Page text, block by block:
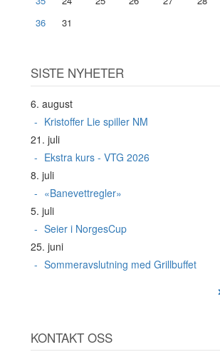
36
31
SISTE NYHETER
6. august
Kristoffer Lie spiller NM
21. juli
Ekstra kurs - VTG 2026
8. juli
«Banevettregler»
5. juli
Seier i NorgesCup
25. juni
Sommeravslutning med Grillbuffet
KONTAKT OSS